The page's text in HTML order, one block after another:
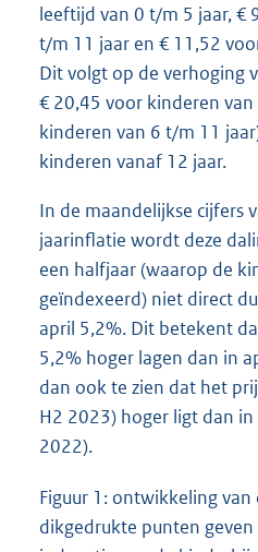
leeftijd van 0 t/m 5 jaar, €
t/m 11 jaar en € 11,52
Dit volgt op de verhoging
€ 20,45 voor kinderen
kinderen van 6 t/m 11
kinderen vanaf 12 jaar.
In de maandelijkse cijfers
jaarinflatie wordt deze
een halfjaar (waarop de
geïndexeerd) niet direct
april 5,2%. Dit betekent
5,2% hoger lagen dan in
dan ook te zien dat het
H2 2023) hoger ligt dan
2022).
Figuur 1: ontwikkeling van
dikgedrukte punten